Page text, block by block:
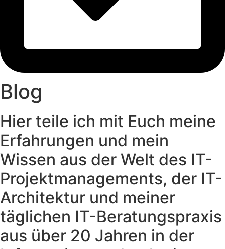
Blog
Hier teile ich mit Euch meine
Erfahrungen und mein
Wissen aus der Welt des IT-
Projektmanagements, der IT-
Architektur und meiner
täglichen IT-Beratungspraxis
aus über 20 Jahren in der